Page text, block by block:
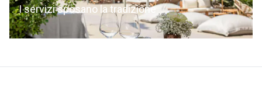
I servizi sposano la tradizione